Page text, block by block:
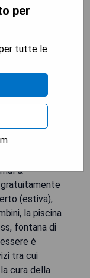
di lusso a
di İzmir.
elegante,
sulla
WiFi ad
un
che
&
(estiva),
la piscina
fontana di
è
tra cui
cura della
per
tutte le